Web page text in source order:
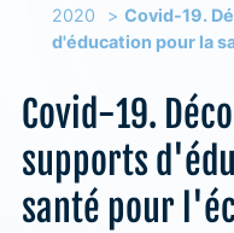
2020
Covid-19.
d'éducation pour la
Covid-19.
supports
santé pour